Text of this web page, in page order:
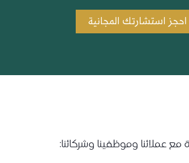
احجز استشارتك المجانية
مع عملائنا وموظفينا وشركائنا: